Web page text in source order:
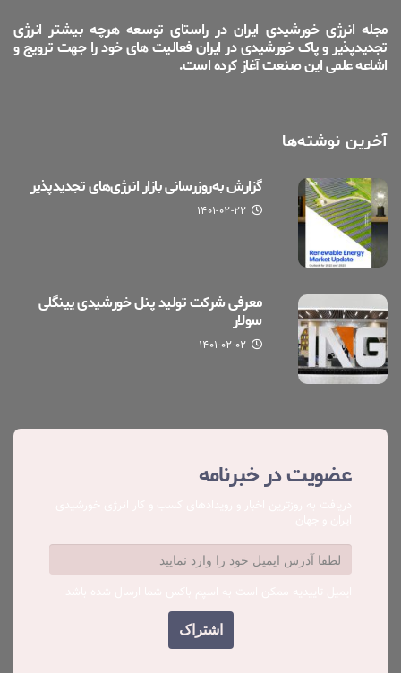
مجله انرژی خورشیدی ایران در راستای توسعه هرچه بیشتر انرژی
تجدیدپذیر و پاک خورشیدی در ایران فعالیت های خود را جهت ترویج و
اشاعه علمی این صنعت آغاز کرده است.
آخرین نوشته‌ها
گزارش به‌روزرسانی بازار انرژی‌های تجدیدپذیر
۱۴۰۱-۰۲-۲۲
معرفی شرکت تولید پنل خورشیدی یینگلی
سولار
۱۴۰۱-۰۲-۰۲
عضویت در خبرنامه